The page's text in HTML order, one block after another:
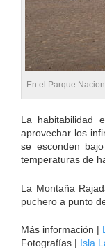
En el Parque
La habitabilidad
aprovechar los
se esconden
temperaturas de
La Montaña
puchero a punto
Más información |
Fotografías | Isla